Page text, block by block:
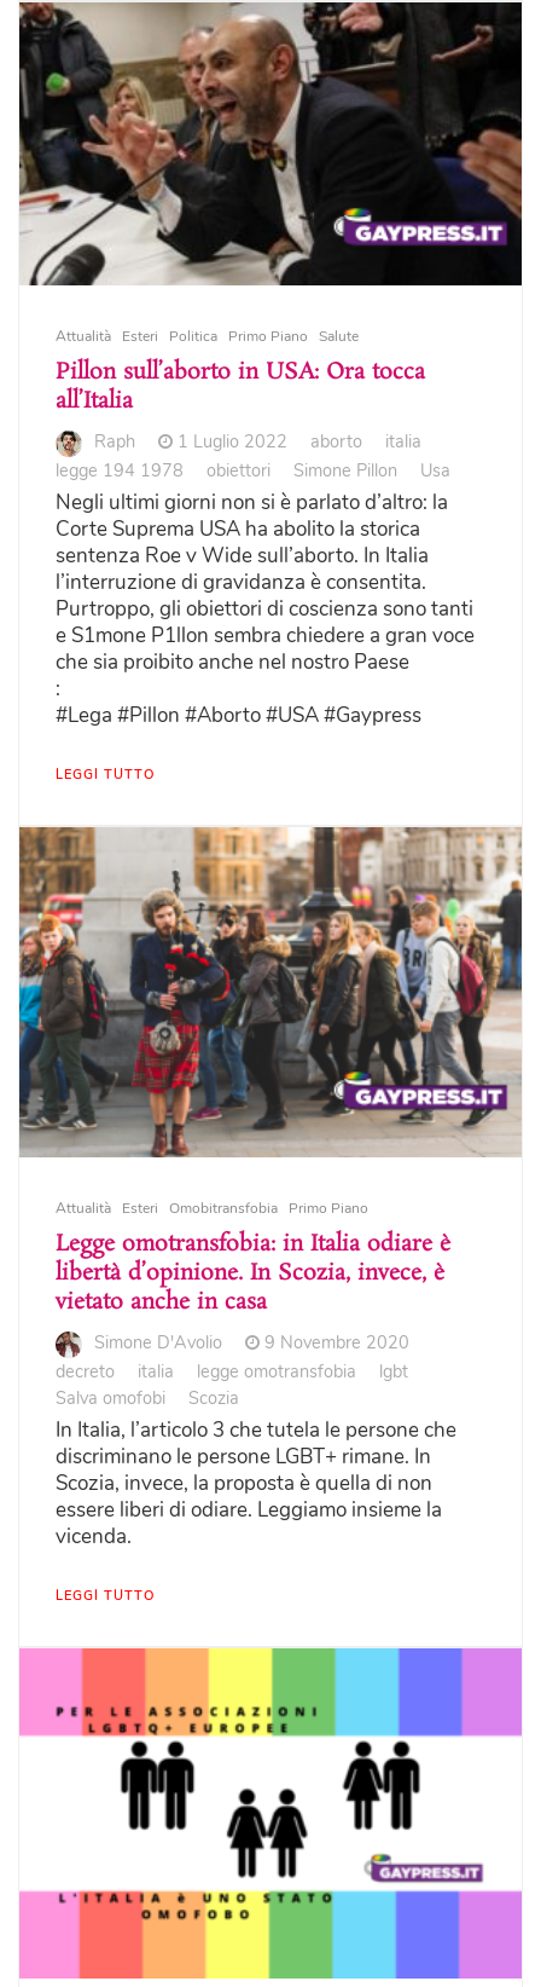
Attualità Esteri Politica Primo Piano Salute
Pillon sull’aborto in USA: Ora tocca
all’Italia
Raph 1 Luglio 2022 aborto
italia
legge 194 1978
obiettori Simone Pillon Usa
Negli ultimi giorni non si è parlato d’altro: la
Corte Suprema USA ha abolito la storica
sentenza Roe v Wide sull’aborto. In Italia
l’interruzione di gravidanza è consentita.
Purtroppo, gli obiettori di coscienza sono tanti
e S1mone P1llon sembra chiedere a gran voce
che sia proibito anche nel nostro Paese
:
#Lega #Pillon #Aborto #USA #Gaypress
LEGGI TUTTO
Attualità Esteri Omobitransfobia Primo Piano
Legge omotransfobia: in Italia odiare è
libertà d’opinione. In Scozia, invece, è
vietato anche in casa
Simone D'Avolio
9 Novembre 2020
decreto
italia legge omotransfobia
lgbt
Salva omofobi
Scozia
In Italia, l’articolo 3 che tutela le persone che
discriminano le persone LGBT+ rimane. In
Scozia, invece, la proposta è quella di non
essere liberi di odiare. Leggiamo insieme la
vicenda.
LEGGI TUTTO